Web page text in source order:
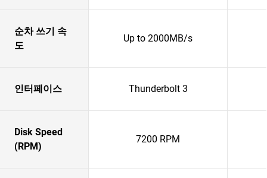
순차 쓰기 속
도
Up to 2000MB/s
인터페이스 Thunderbolt 3
Disk Speed
(RPM)
7200 RPM